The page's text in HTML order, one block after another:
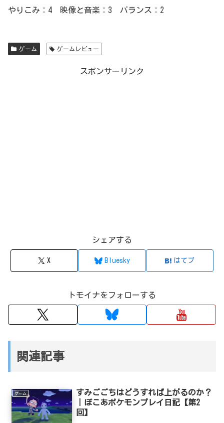
やりこみ：4 映像と音楽：3 バランス：2
ゲーム ゲームレビュー
スポンサーリンク
シェアする
X Bluesky はてブ
トモイナをフォローする
関連記事
ゲーム
すみごごちはどうすれば上がるのか？
｜ぽこあポケモンプレイ日記【第2
回】